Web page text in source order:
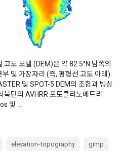
고도 모델 (DEM)은 약 82.5°N 남쪽의
부 및 가장자리 (즉, 평형선 고도 아래)
및 SPOT-5 DEM의 조합과 빙상
북단의 AVHRR 포토클리노메트리
및 …
elevation-topography gimp